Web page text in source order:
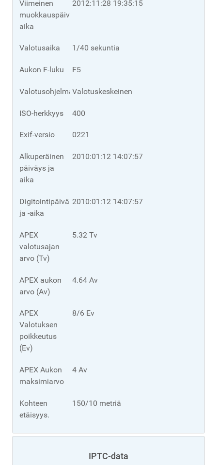
Viimeinen
muokkauspäivä/-
aika
2012:11:28 19:35:15
Valotusaika 1/40 sekuntia
Aukon F-luku F5
ValotusohjelmaValotuskeskeinen
ISO-herkkyys 400
Exif-versio 0221
Alkuperäinen
päiväys ja
aika
2010:01:12 14:07:57
Digitointipäivä
ja -aika
2010:01:12 14:07:57
APEX
valotusajan
arvo (Tv)
5.32 Tv
APEX aukon
arvo (Av)
4.64 Av
APEX
Valotuksen
poikkeutus
(Ev)
8/6 Ev
APEX Aukon
maksimiarvo
4 Av
Kohteen
etäisyys.
150/10 metriä
IPTC-data